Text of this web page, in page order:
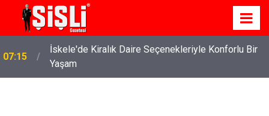
07:15
İskele'de Kiralık Daire Seçenekleriyle Konforlu Bir
Yaşam